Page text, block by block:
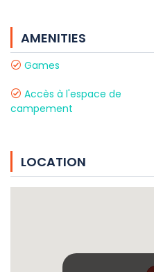
AMENITIES
Games
Accès à l'espace de
campement
LOCATION